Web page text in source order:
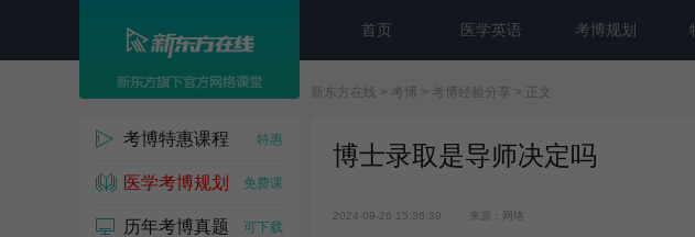
首页 医学英语 考博规划
新东方在线 > 考博 > 考博经验分享 > 正文
考博特惠课程 特惠
医学考博规划 免费课
历年考博真题 可下载
博士录取是导师决定吗
2024-09-26 15:36:39 来源：网络